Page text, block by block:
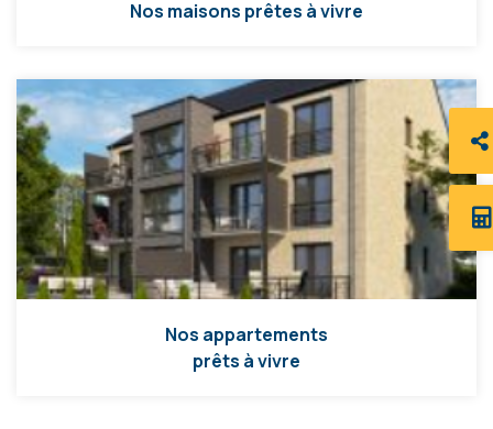
Nos maisons prêtes à vivre
Nos appartements
prêts à vivre